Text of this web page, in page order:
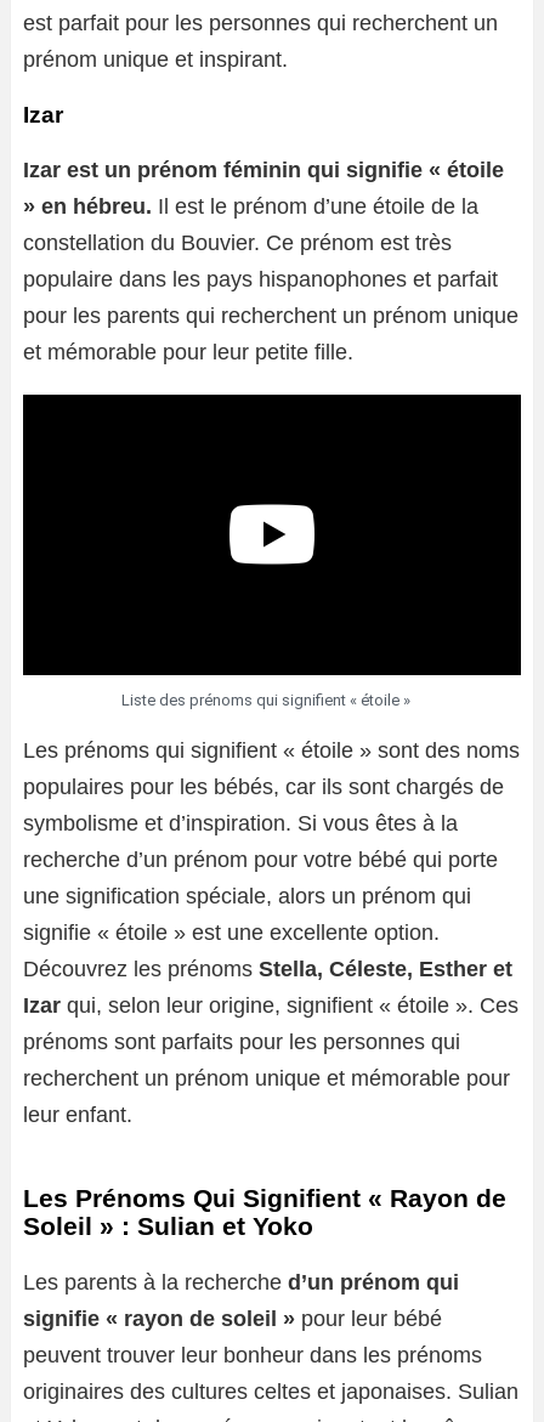
est parfait pour les personnes qui recherchent un
prénom unique et inspirant.
Izar
Izar est un prénom féminin qui signifie « étoile
» en hébreu. Il est le prénom d’une étoile de la
constellation du Bouvier. Ce prénom est très
populaire dans les pays hispanophones et parfait
pour les parents qui recherchent un prénom unique
et mémorable pour leur petite fille.
Liste des prénoms qui signifient « étoile »
Les prénoms qui signifient « étoile » sont des noms
populaires pour les bébés, car ils sont chargés de
symbolisme et d’inspiration. Si vous êtes à la
recherche d’un prénom pour votre bébé qui porte
une signification spéciale, alors un prénom qui
signifie « étoile » est une excellente option.
Découvrez les prénoms Stella, Céleste, Esther et
Izar qui, selon leur origine, signifient « étoile ». Ces
prénoms sont parfaits pour les personnes qui
recherchent un prénom unique et mémorable pour
leur enfant.
Les Prénoms Qui Signifient « Rayon de
Soleil » : Sulian et Yoko
Les parents à la recherche d’un prénom qui
signifie « rayon de soleil » pour leur bébé
peuvent trouver leur bonheur dans les prénoms
originaires des cultures celtes et japonaises. Sulian